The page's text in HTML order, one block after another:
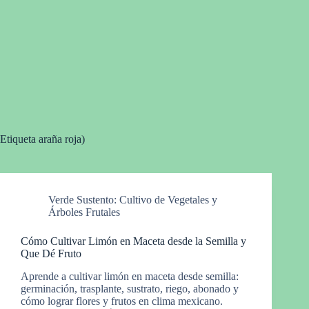
Etiqueta araña roja)
Verde Sustento: Cultivo de Vegetales y
Árboles Frutales
Cómo Cultivar Limón en Maceta desde la Semilla y
Que Dé Fruto
Aprende a cultivar limón en maceta desde semilla:
germinación, trasplante, sustrato, riego, abonado y
cómo lograr flores y frutos en clima mexicano.